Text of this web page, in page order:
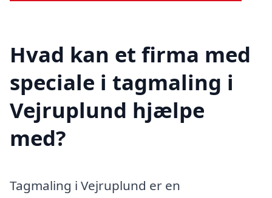
Hvad kan et firma med
speciale i tagmaling i
Vejruplund hjælpe
med?
Tagmaling i Vejruplund er en